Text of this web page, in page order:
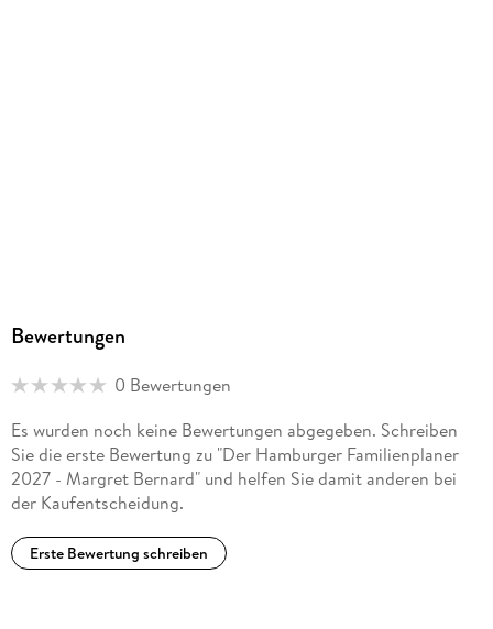
Bewertungen
0 Bewertungen
Es wurden noch keine Bewertungen abgegeben. Schreiben
Sie die erste Bewertung zu "Der Hamburger Familienplaner
2027 - Margret Bernard" und helfen Sie damit anderen bei
der Kaufentscheidung.
Erste Bewertung schreiben